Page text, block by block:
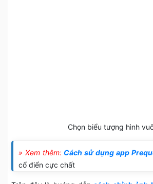
Chọn biểu tượng hình
» Xem thêm: Cách sử dụng app
cổ điển cực chất